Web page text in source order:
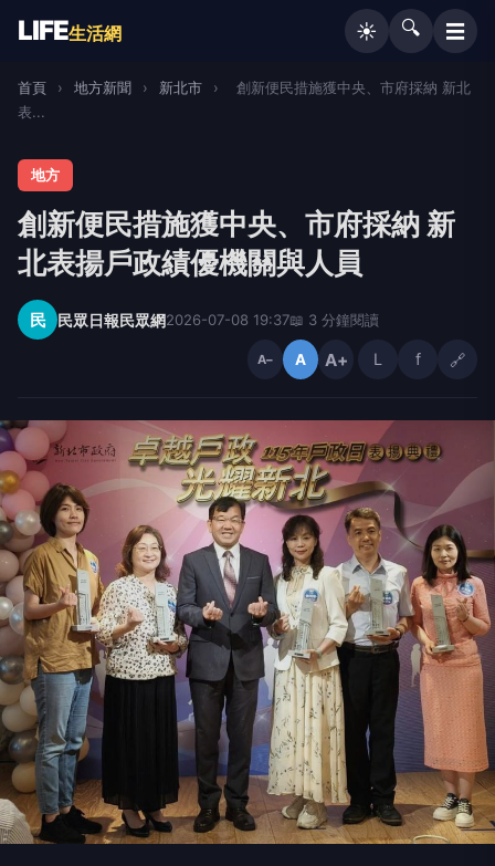
LIFE生活網 ☀️ 🔍 ☰
首頁 › 地方新聞 › 新北市 ›
創新便民措施獲中央、市府採納 新北
表...
地方
創新便民措施獲中央、市府採納 新
北表揚戶政績優機關與人員
民 民眾日報民眾網2026-07-08 19:37📖 3 分鐘閱讀
A− A A+ L f 🔗